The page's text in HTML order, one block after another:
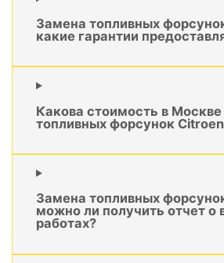
Замена топливных
какие гарантии
Какова стоимость в
топливных форсунок
Замена топливных
можно ли получить отчет о
работах?